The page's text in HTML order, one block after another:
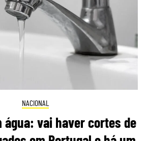
NACIONAL
água: vai haver cortes de